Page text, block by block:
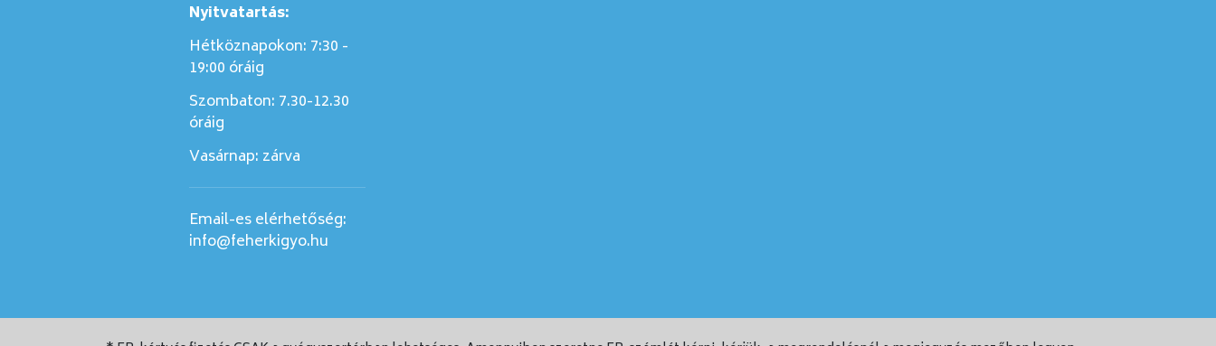
Nyitvatartás:
Hétköznapokon: 7:30 -
19:00 óráig
Szombaton: 7.30-12.30
óráig
Vasárnap: zárva
Email-es elérhetőség:
info@feherkigyo.hu